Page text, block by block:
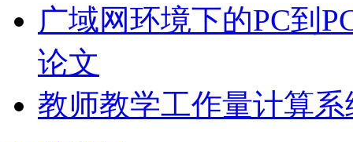
广域网环境下的PC到
论文
教师教学工作量计算